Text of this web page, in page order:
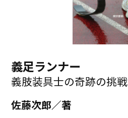
義足ランナー
義肢装具士の奇跡の挑戦
佐藤次郎／著